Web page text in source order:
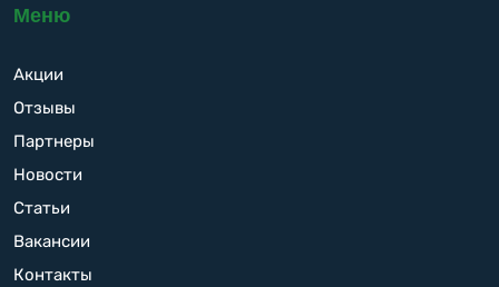
Меню
Акции
Отзывы
Партнеры
Новости
Статьи
Вакансии
Контакты